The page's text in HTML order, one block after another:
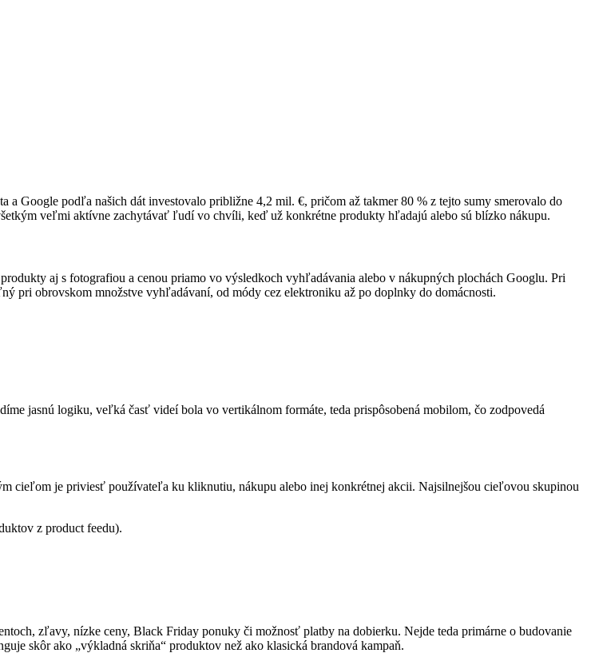
Google podľa našich dát investovalo približne 4,2 mil. €, pričom až takmer 80 % z tejto sumy smerovalo do
veľmi aktívne zachytávať ľudí vo chvíli, keď už konkrétne produkty hľadajú alebo sú blízko nákupu.
aj s fotografiou a cenou priamo vo výsledkoch vyhľadávania alebo v nákupných plochách Googlu. Pri
obrovskom množstve vyhľadávaní, od módy cez elektroniku až po doplnky do domácnosti.
jasnú logiku, veľká časť videí bola vo vertikálnom formáte, teda prispôsobená mobilom, čo zodpovedá
cieľom je priviesť používateľa ku kliknutiu, nákupu alebo inej konkrétnej akcii. Najsilnejšou cieľovou skupinou
z product feedu).
zľavy, nízke ceny, Black Friday ponuky či možnosť platby na dobierku. Nejde teda primárne o budovanie
skôr ako „výkladná skriňa“ produktov než ako klasická brandová kampaň.